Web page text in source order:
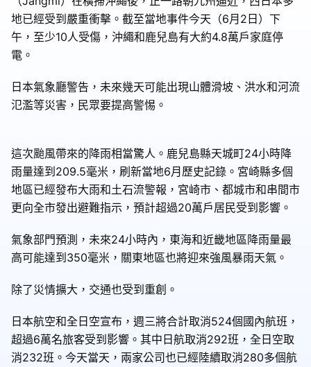
地已經受到嚴重衝擊。截至當地事件今天（6月2日）下
午，至少10人受傷，沖繩和鹿兒島有大約4.8萬戶家庭停
電。
日本氣象廳警告，未來幾天可能出現山體滑坡、洪水和河流
氾濫等災害，民眾要提高警惕。
這次颱風帶來的降雨相當驚人。鹿兒島縣天城町24小時降
雨量達到209.5毫米，刷新當地6月歷史記錄。宮崎縣多個
地區已經發布大雨和土石流警報，宮崎市、都城市和串間市
更向全市發出避難指示，預計超過20萬戶居民受到影響。
氣象部門預測，未來24小時內，東海和近畿地區降雨量最
高可能達到350毫米，關東地區也將迎來強風暴雨天氣。
除了災情擴大，交通也受到重創。
日本航空和全日空宣布，週三將合計取消524個國內航班，
超過6萬名旅客受到影響。其中日航取消292班，全日空取
消232班。今天當天，兩家公司也已經陸續取消280多個航